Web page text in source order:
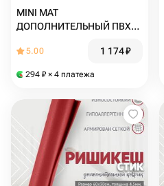
MINI MAT
ДОПОЛНИТЕЛЬНЫЙ ПВХ
спорта из Германии 30 х 30
5.00 1 174₽
294 ₽ × 4 платежа